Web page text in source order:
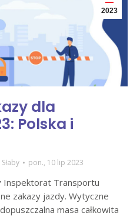
2023
dla
Polska i
pon., 10 lip 2023
Inspektorat Transportu
zakazy jazdy. Wytyczne
masa całkowita